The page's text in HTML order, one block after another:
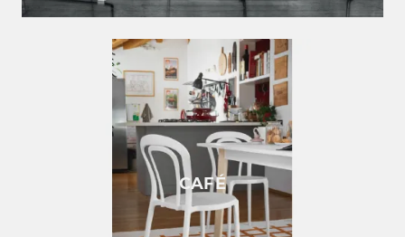
CAFÉ